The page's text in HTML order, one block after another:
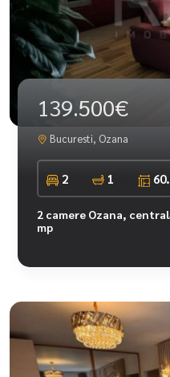
139.500€
Bucuresti, Ozana
2 1
2 camere Ozana,
mp